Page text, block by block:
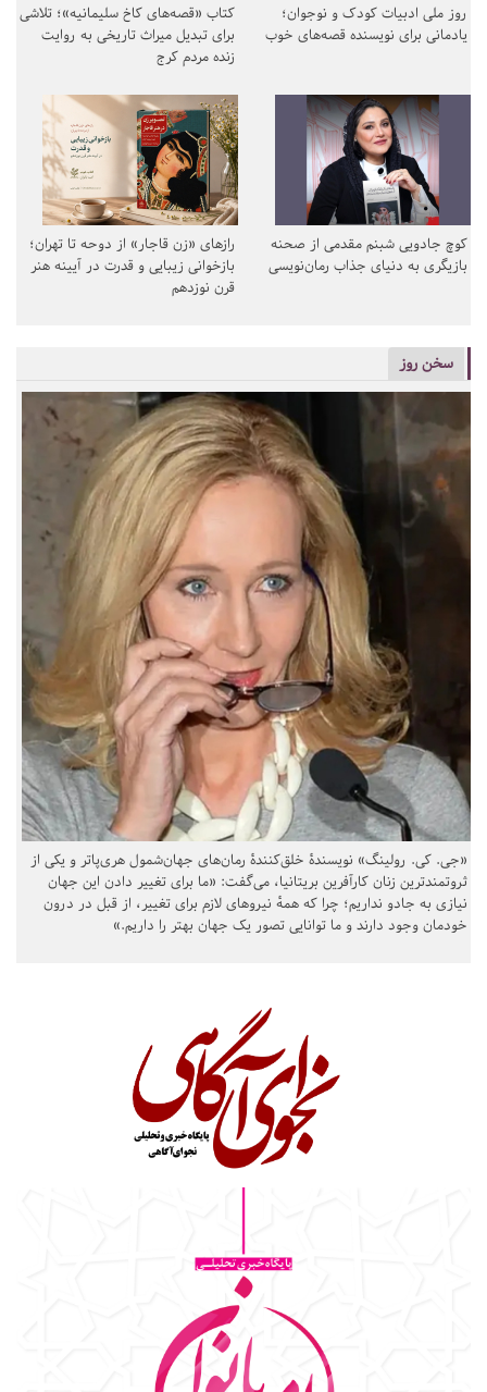
روز ملی ادبیات کودک و نوجوان؛
یادمانی برای نویسنده قصه‌های خوب
کتاب «قصه‌های کاخ سلیمانیه»؛ تلاشی
برای تبدیل میراث تاریخی به روایت
زنده مردم کرج
کوچ جادویی شبنم مقدمی از صحنه
بازیگری به دنیای جذاب رمان‌نویسی
رازهای «زن قاجار» از دوحه تا تهران؛
بازخوانی زیبایی و قدرت در آیینه هنر
قرن نوزدهم
سخن روز
«جی. کی. رولینگ» نویسندهٔ خلق‌کنندهٔ رمان‌های جهان‌شمول هری‌پاتر و یکی از
ثروتمندترین زنان کارآفرین بریتانیا، می‌گفت: «ما برای تغییر دادن این جهان
نیازی به جادو نداریم؛ چرا که همهٔ نیروهای لازم برای تغییر، از قبل در درون
خودمان وجود دارند و ما توانایی تصور یک جهان بهتر را داریم.»